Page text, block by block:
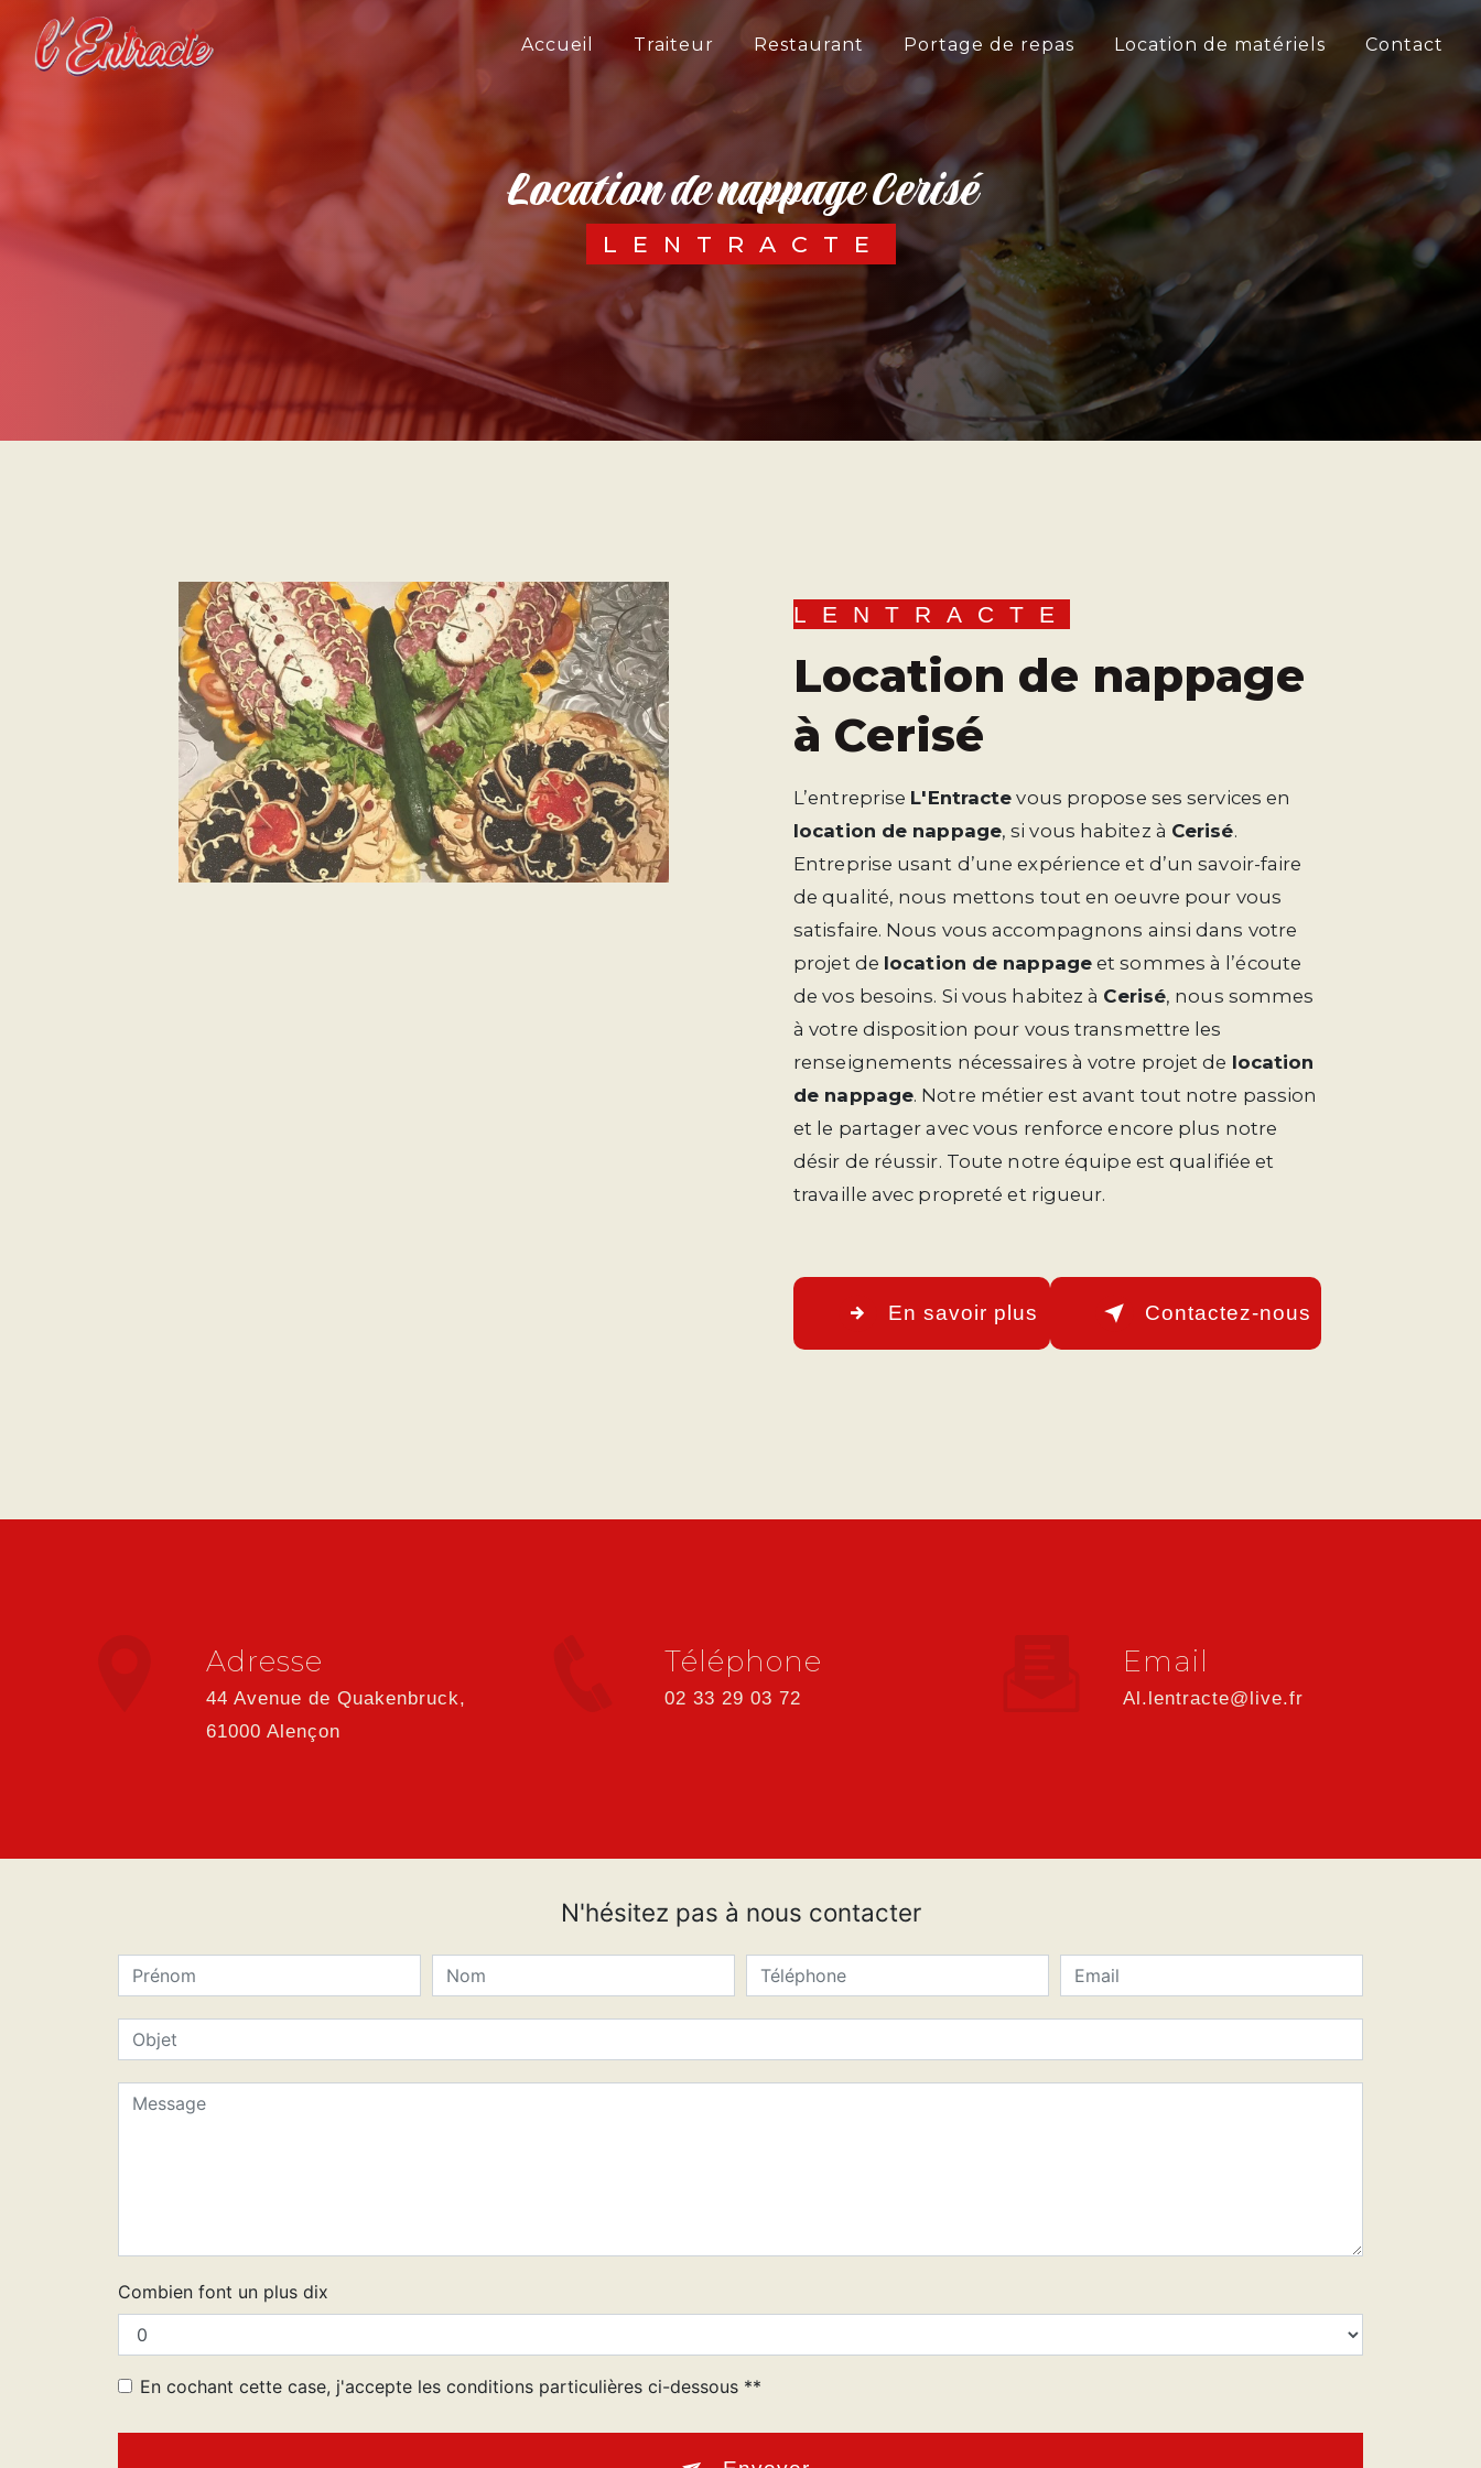
Accueil Traiteur Restaurant Portage de repas Location de matériels Contact
location de nappage Cerisé
LENTRACTE
LENTRACTE
location de nappage
à Cerisé
L’entreprise L'Entracte vous propose ses services en
location de nappage, si vous habitez à Cerisé.
Entreprise usant d’une expérience et d’un savoir-faire
de qualité, nous mettons tout en oeuvre pour vous
satisfaire. Nous vous accompagnons ainsi dans votre
projet de location de nappageet sommes à l’écoute
de vos besoins. Si vous habitez à Cerisé, nous sommes
à votre disposition pour vous transmettre les
renseignements nécessaires à votre projet de location
de nappage. Notre métier est avant tout notre passion
et le partager avec vous renforce encore plus notre
désir de réussir. Toute notre équipe est qualifiée et
travaille avec propreté et rigueur.
En savoir plus Contactez-nous
Adresse
44 Avenue de Quakenbruck,
61000 Alençon
Téléphone
02 33 29 03 72
Email
al.lentracte@live.fr
N'hésitez pas à nous contacter
Combien font un plus dix
En cochant cette case, j'accepte les conditions particulières ci-dessous **
Panneau de gestion des cookies